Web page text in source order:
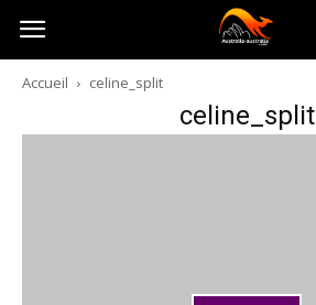
Australia-
australie.com
Accueil celine_split
celine_split